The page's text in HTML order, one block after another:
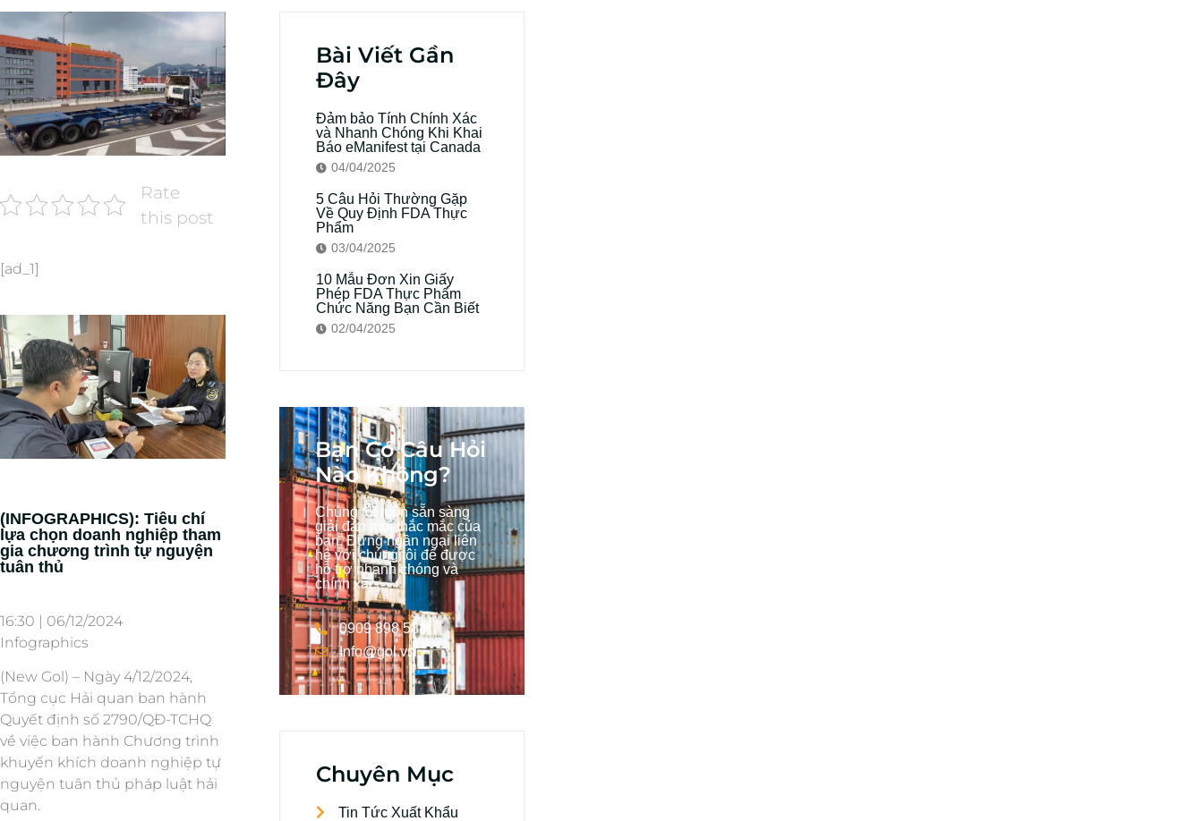
Rate
this post
[ad_1]
(INFOGRAPHICS): Tiêu chí
lựa chọn doanh nghiệp tham
gia chương trình tự nguyện
tuân thủ
16:30 | 06/12/2024
Infographics
(New Gol) – Ngày 4/12/2024,
Tổng cục Hải quan ban hành
Quyết định số 2790/QĐ-TCHQ
về việc ban hành Chương trình
khuyến khích doanh nghiệp tự
nguyện tuân thủ pháp luật hải
quan.
Bài Viết Gần
Đây
Đảm bảo Tính Chính Xác
và Nhanh Chóng Khi Khai
Báo eManifest tại Canada
04/04/2025
5 Câu Hỏi Thường Gặp
Về Quy Định FDA Thực
Phẩm
03/04/2025
10 Mẫu Đơn Xin Giấy
Phép FDA Thực Phẩm
Chức Năng Bạn Cần Biết
02/04/2025
Bạn Có Câu Hỏi
Nào Không?
Chúng tôi luôn sẵn sàng
giải đáp mọi thắc mắc của
bạn. Đừng ngần ngại liên
hệ với chúng tôi để được
hỗ trợ nhanh chóng và
chính xác.
0909 898 588
Info@gol.vn
Chuyên Mục
Tin Tức Xuất Khẩu